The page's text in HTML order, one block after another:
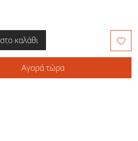
καλάθι
Αγορά τώρα